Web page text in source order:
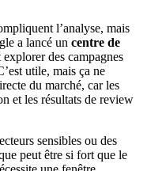
l’analyse, mais
a lancé un centre de
des campagnes
utile, mais ça ne
du marché, car les
et les résultats de review
sensibles ou des
peut être si fort que le